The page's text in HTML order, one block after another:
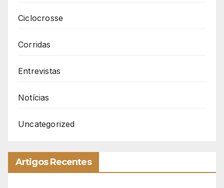
Ciclocrosse
Corridas
Entrevistas
Notícias
Uncategorized
Artigos Recentes